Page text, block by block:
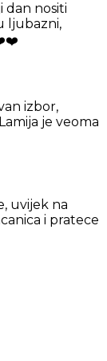
dan nositi
ljubazni,
izbor,
je veoma
uvijek na
i pratece